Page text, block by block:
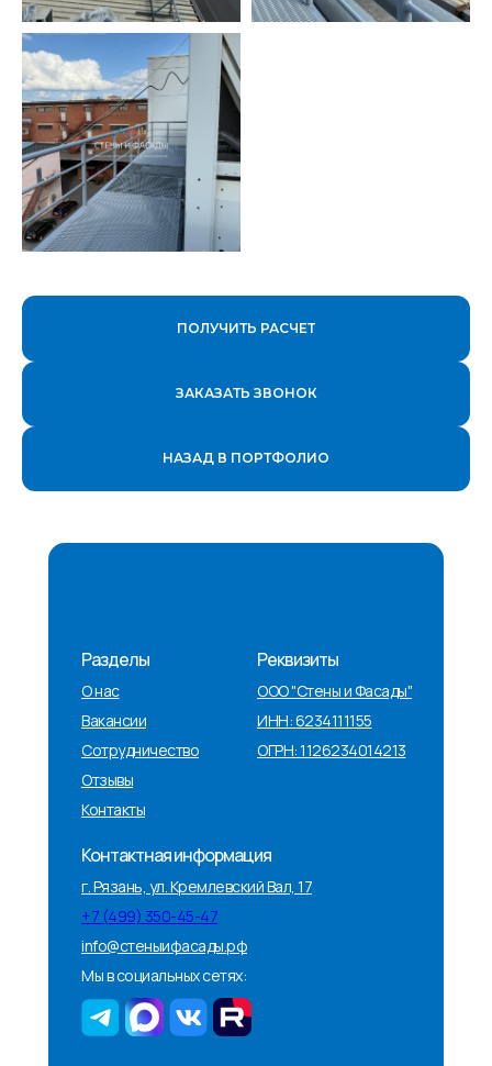
ПОЛУЧИТЬ РАСЧЕТ
ЗАКАЗАТЬ ЗВОНОК
НАЗАД В ПОРТФОЛИО
Разделы
г. Рязань, ул. Кремлевский Вал, 17
+7 (499) 350-45-47
info@стеныифасады.рф
Мы в социальных сетях:
ИНН: 6234111155
ООО "Стены и Фасады"
ОГРН: 1126234014213
Реквизиты
Контактная информация
О нас
Сотрудничество
Отзывы
Вакансии
Контакты